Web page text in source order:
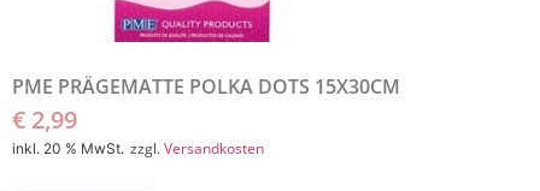
PME PRÄGEMATTE POLKA DOTS 15X30CM
€ 2,99
inkl. 20 % MwSt. zzgl.Versandkosten